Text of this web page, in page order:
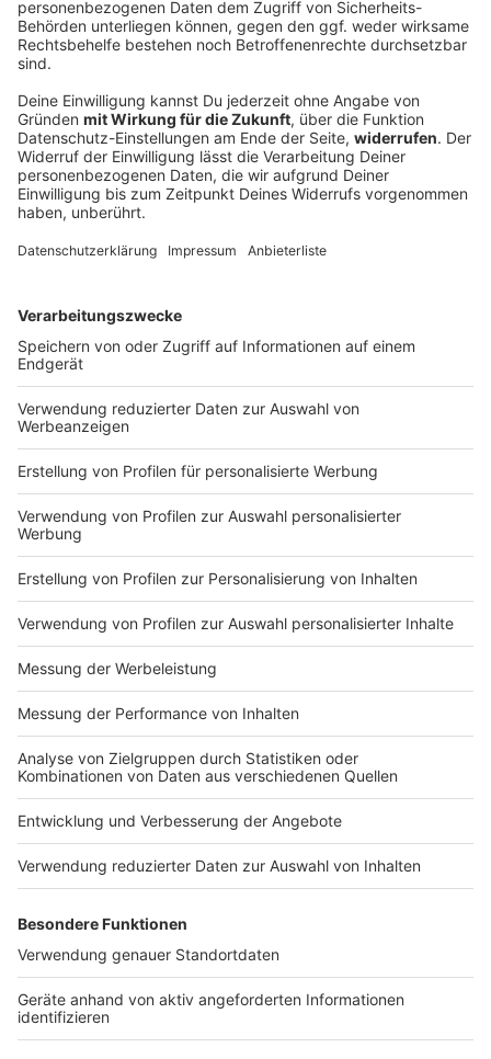
Die 10 besten Rock-Songs... zum Abkühlen bei
Sommerhitze
Zu den heißen Temperaturen draußen gibt es coole
Rock-Songs bei ROCK ANTENNE - und die 10 absolut
DEINE GEMERKTEN ARTIKEL
Du hast dir noch keine Artikel gemerkt
Markiere sie hierfür mit einem
Nutzungsbedingungen
Impressum
Das Band-ABC
Jobs
Archiv
Teilnahme­bedingungen
Geschäfts­bedingungen
Kontakt
Studio-Hotline
ROCK ANTENNE
Region wechseln